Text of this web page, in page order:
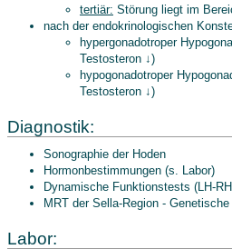
tertiär: Störung liegt im
nach der endokrinologischen
hypergonadotroper
Testosteron ↓)
hypogonadotroper
Testosteron ↓)
Diagnostik:
Sonographie der Hoden
Hormonbestimmungen (s. Labor)
Dynamische Funktionstests (LH-
MRT der Sella-Region -
Labor: